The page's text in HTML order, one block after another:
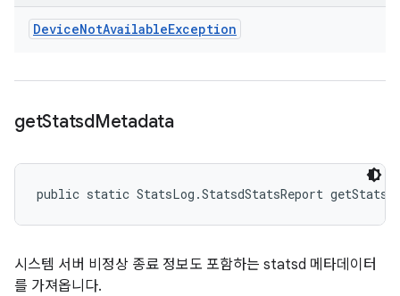
DeviceNotAvailableException
getStatsdMetadata
public static StatsLog.StatsdStatsReport
시스템 서버 비정상 종료 정보도 포함하는 statsd 메타데이터
를 가져옵니다.